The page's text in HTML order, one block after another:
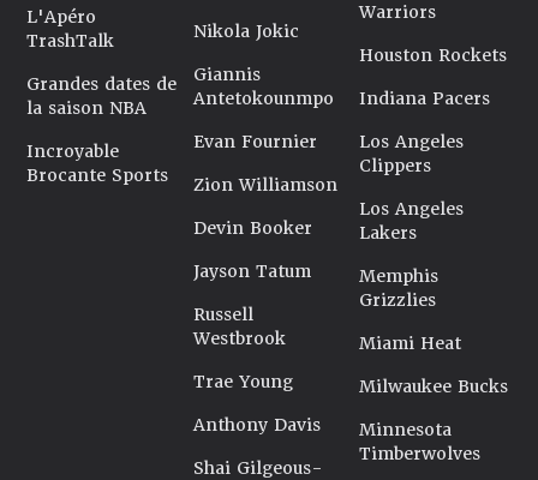
L'Apéro
TrashTalk
Grandes dates de
la saison NBA
Incroyable
Brocante Sports
Nikola Jokic
Giannis
Antetokounmpo
Evan Fournier
Zion Williamson
Devin Booker
Jayson Tatum
Russell
Westbrook
Trae Young
Anthony Davis
Shai Gilgeous-
Warriors
Houston Rockets
Indiana Pacers
Los Angeles
Clippers
Los Angeles
Lakers
Memphis
Grizzlies
Miami Heat
Milwaukee Bucks
Minnesota
Timberwolves